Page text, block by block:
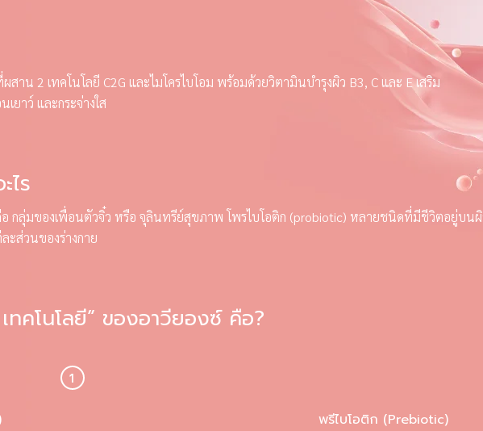
น 2 เทคโนโลยี C2G และไมโครไบโอม พร้อมด้วยวิตามินบำรุงผิว B3, C และ E เสริม
ยาว์ และกระจ่างใส
ไร
อ กลุ่มของเพื่อนตัวจิ๋ว หรือ จุลินทรีย์สุขภาพ โพรไบโอติก (probiotic) หลายชนิดที่มีชีวิตอยู่บนผิ
ส่วนของร่างกาย
ทคโนโลยี” ของอาวียองซ์ คือ?
พรีไบโอติก (Prebiotic)